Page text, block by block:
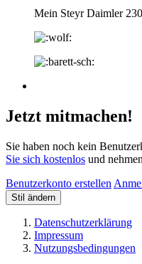
Mein Steyr Daimler
Jetzt mitmachen!
Sie haben noch kein
Sie sich kostenlos und
Benutzerkonto erstellen
Stil ändern
Datenschutzerklärung
Impressum
Nutzungsbedingungen